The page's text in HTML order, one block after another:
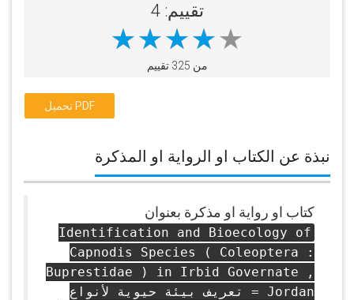
تقييم: 4
من 325 تقييم
تحميل PDF
نبذة عن الكتاب او الرواية او المذكرة
كتاب او رواية او مذكرة بعنوان
Identification and Bioecology of
Capnodis Species ( Coleoptera :
Buprestidae ) in Irbid Governate ,
Jordan = تعريف بيئة حيوية لأنواع